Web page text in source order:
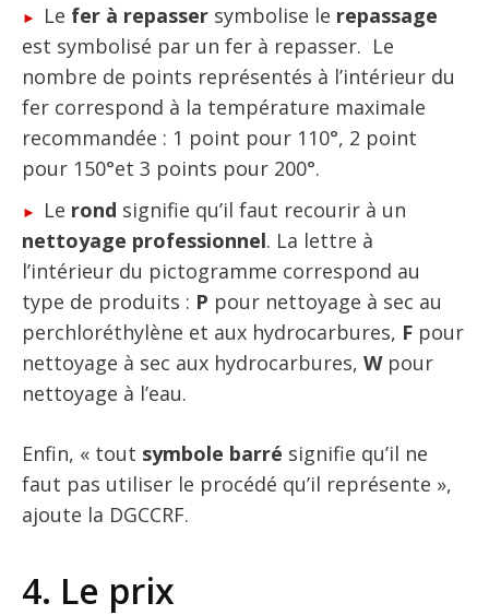
Le fer à repassersymbolise le repassage
est symbolisé par un fer à repasser. Le
nombre de points représentés à l’intérieur du
fer correspond à la température maximale
recommandée : 1 point pour 110°, 2 point
pour 150°et 3 points pour 200°.
Le rond signifie qu’il faut recourir à un
nettoyage professionnel. La lettre à
l’intérieur du pictogramme correspond au
type de produits : P pour nettoyage à sec au
perchloréthylène et aux hydrocarbures, F pour
nettoyage à sec aux hydrocarbures, Wpour
nettoyage à l’eau.
Enfin, « tout symbole barré signifie qu’il ne
faut pas utiliser le procédé qu’il représente »,
ajoute la DGCCRF.
4. Le prix